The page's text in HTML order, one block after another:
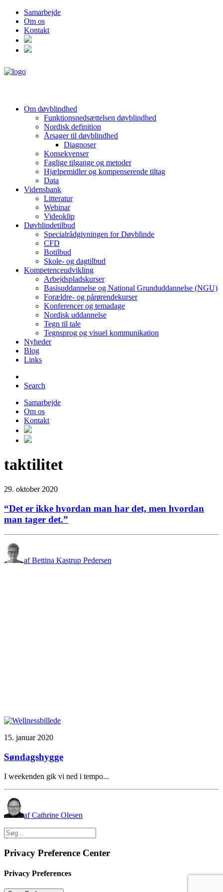
Samarbejde
Om os
Kontakt
Om døvblindhed
Funktionsnedsættelsen døvblindhed
Nordisk definition
Årsager til døvblindhed
Diagnoser
Konsekvenser
Faglige tilgange og metoder
Hjælpemidler og kompenserende tiltag
Data
Vidensbank
Litteratur
Webinar
Videoklip
Døvblindetilbud
Specialrådgivningen for Døvblinde
CFD
Botilbud
Skole- og dagtilbud
Kompetenceudvikling
Arbejdspladskurser
Basisuddannelse og National Grunduddannelse (NGU)
Forældre- og pårørendekurser
Konferencer og temadage
Nordisk uddannelse
Tegn til tale
Tegnsprog og visuel kommunikation
Nyheder
Blog
Links
Search
Samarbejde
Om os
Kontakt
taktilitet
29. oktober 2020
“Det er ikke hvordan man har det, men hvordan
man tager det.”
af Bettina Kastrup Pedersen
15. januar 2020
Søndagshygge
I weekenden gik vi ned i tempo...
af Cathrine Olesen
Privacy Preference Center
Privacy Preferences